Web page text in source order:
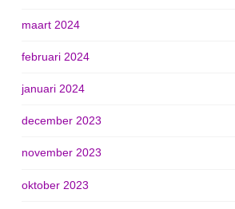
maart 2024
februari 2024
januari 2024
december 2023
november 2023
oktober 2023